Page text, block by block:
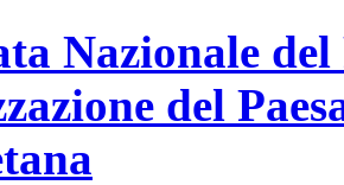
Nazionale
del